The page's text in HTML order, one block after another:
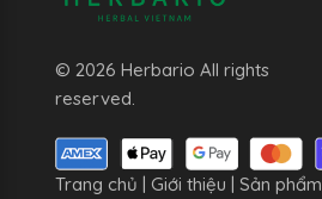
© 2026 Herbario All rights
reserved.
Trang chủ | Giới thiệu | Sản phẩm